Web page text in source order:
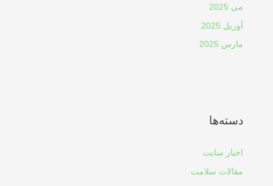
می 2025
آوریل 2025
مارس 2025
دسته‌ها
اخبار سایت
مقالات سلامت